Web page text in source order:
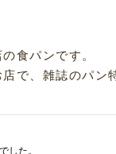
食パンです。
で、雑誌のパ